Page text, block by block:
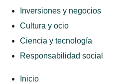
Inversiones y negocios
Cultura y ocio
Ciencia y tecnología
Responsabilidad social
Inicio